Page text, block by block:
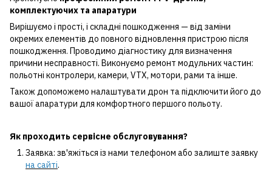
комплектуючих та апаратури
Вирішуємо і прості, і складні пошкодження — від заміни
окремих елементів до повного відновлення пристрою після
пошкодження. Проводимо діагностику для визначення
причини несправності. Виконуємо ремонт модульних частин:
польотні контролери, камери, VTX, мотори, рами та інше.
Також допоможемо налаштувати дрон та підключити його до
вашої апаратури для комфортного першого польоту.
Як проходить сервісне обслуговування?
Заявка: зв'яжіться із нами телефоном або залиште заявку
на сайті.